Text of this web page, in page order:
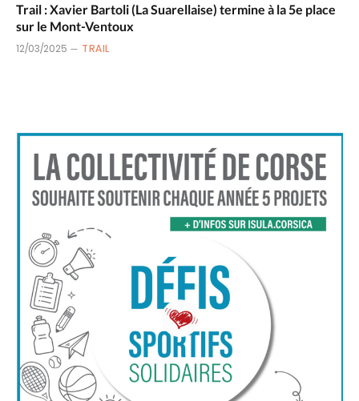
Trail : Xavier Bartoli (La Suarellaise) termine à la 5e place
sur le Mont-Ventoux
12/03/2025 TRAIL